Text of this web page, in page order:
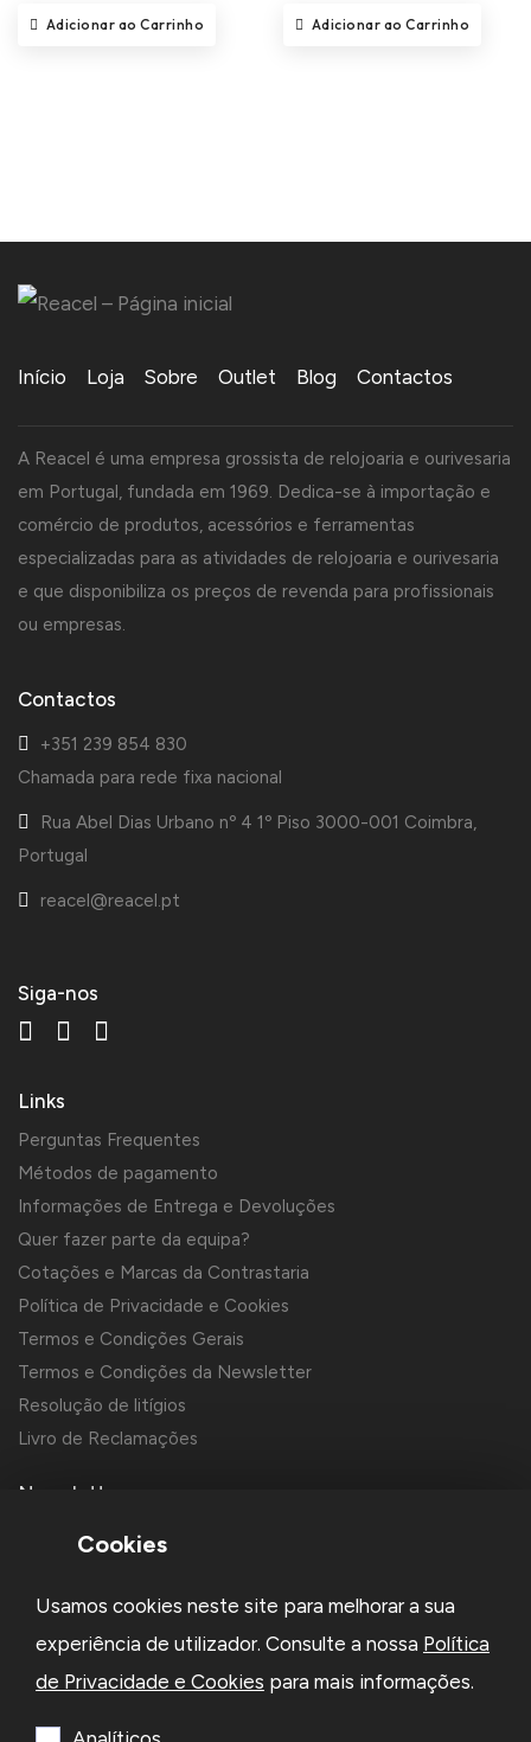
Adicionar ao Carrinho Adicionar ao Carrinho
Início Loja Sobre Outlet Blog Contactos
A Reacel é uma empresa grossista de relojoaria e ourivesaria
em Portugal, fundada em 1969. Dedica-se à importação e
comércio de produtos, acessórios e ferramentas
especializadas para as atividades de relojoaria e ourivesaria
e que disponibiliza os preços de revenda para profissionais
ou empresas.
Contactos
+351 239 854 830
Chamada para rede fixa nacional
Rua Abel Dias Urbano nº 4 1º Piso 3000-001 Coimbra,
Portugal
reacel@reacel.pt
Siga-nos
Links
Perguntas Frequentes
Métodos de pagamento
Informações de Entrega e Devoluções
Quer fazer parte da equipa?
Cotações e Marcas da Contrastaria
Política de Privacidade e Cookies
Termos e Condições Gerais
Termos e Condições da Newsletter
Resolução de litígios
Livro de Reclamações
Newsletter
Li e aceito aPolítica de Privacidadee os Termos e Condições
Cookies
Usamos cookies neste site para melhorar a sua
experiência de utilizador. Consulte a nossa Política
de Privacidade e Cookies para mais informações.